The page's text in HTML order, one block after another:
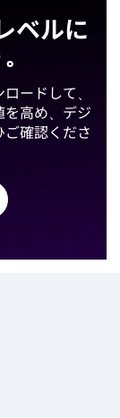
ベルに
ードして、
を高め、デジ
確認くださ